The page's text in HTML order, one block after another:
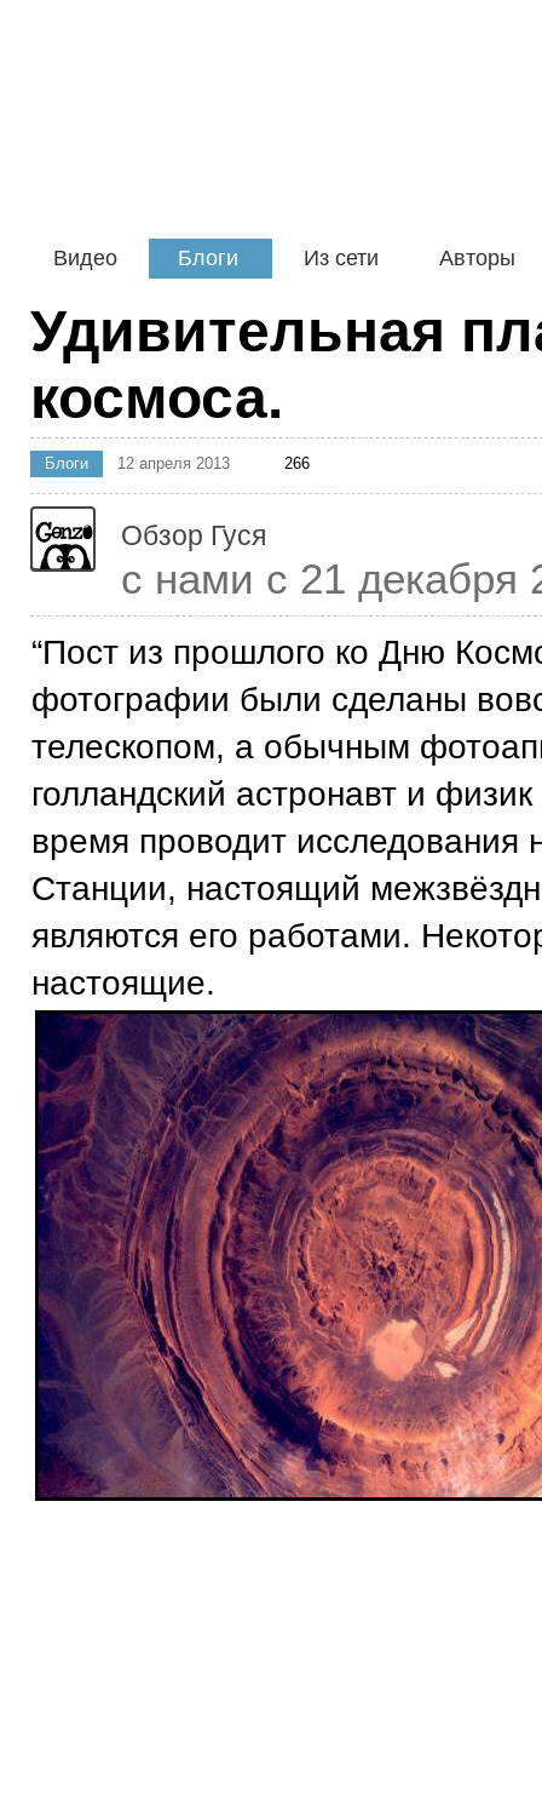
Видео Блоги Из сети Авторы
Удивительная
космоса.
Блоги 12 апреля 2013 266
Обзор Гуся
с нами с 21 декабря
“Пост из прошлого ко Дню
фотографии были сделаны
телескопом, а обычным
голландский астронавт и
время проводит
Станции, настоящий
являются его работами.
настоящие.